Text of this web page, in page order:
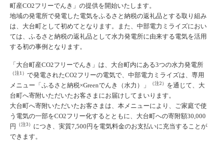
町産CO2フリーでんき」の提供を開始いたします。
地域の発電所で発電した電気をふるさと納税の返礼品とする取り組み
は、大台町として初めてとなります。また、中部電力ミライズにおい
ては、ふるさと納税の返礼品として水力発電所に由来する電気を活用
する初の事例となります。
「大台町産CO2フリーでんき」は、大台町内にある3つの水力発電所
（注1） で発電されたCO2フリーの電気で、中部電力ミライズは、専用
メニュー「ふるさと納税×Greenでんき（水力）」
（注2） を通じて、大
台町へ寄附いただいたお客さまにお届けしてまいります。
大台町へ寄附いただいたお客さまは、本メニューにより、ご家庭で使
う電気の一部をCO2フリー化するとともに、大台町への寄附額30,000
円
（注3） につき、実質7,500円を電気料金のお支払いに充当することが
できます。